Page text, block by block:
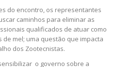
do encontro, os representantes
caminhos para eliminar as
qualificados de atuar como
mel; uma questão que impacta
dos Zootecnistas.
o governo sobre a